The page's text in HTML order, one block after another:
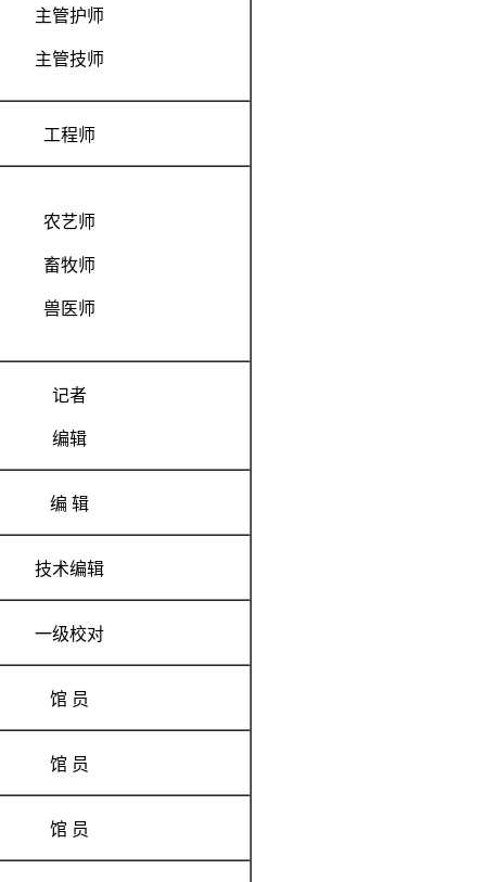
主管护师
主管技师
工程师
农艺师
畜牧师
兽医师
记者
编辑
编 辑
技术编辑
一级校对
馆 员
馆 员
馆 员